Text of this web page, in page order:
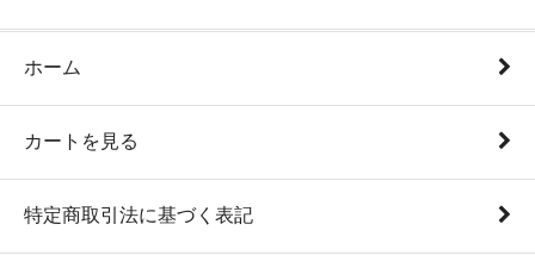
ホーム
カートを見る
特定商取引法に基づく表記